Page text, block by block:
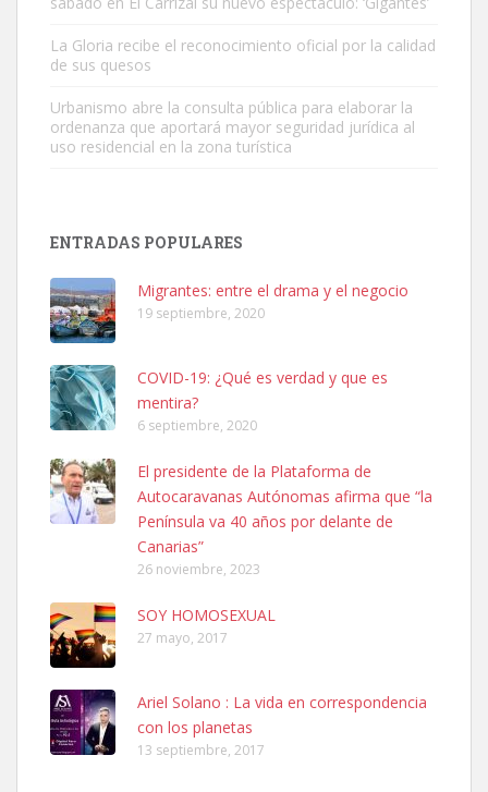
Leales.org » Gran Canaria
SHIBA PERDIDO AVDA JOSE MESA Y LOPEZ
PERRO MACHO RAZA SHIBA CON MICROCHIP PERDIDO HOY
06/07/2025 ZONA MESA Y LOPEZ. ES MUY ASUSTADIZO
Leales.org » Gran Canaria
6.7.2025
Ninfa perdida
El día 5 se los perdió una ninfa papillera, asustada tiene miedo a la
calle, se perdió por la zon...
La Gloria recibe el reconocimiento oficial por la calidad
de sus quesos
Urbanismo abre la consulta pública para elaborar la
ordenanza que aportará mayor seguridad jurídica al
uso residencial en la zona turística
ENTRADAS POPULARES
Migrantes: entre el drama y el negocio
19 septiembre, 2020
COVID-19: ¿Qué es verdad y que es
mentira?
6 septiembre, 2020
El presidente de la Plataforma de
Autocaravanas Autónomas afirma que “la
Península va 40 años por delante de
Canarias”
26 noviembre, 2023
SOY HOMOSEXUAL
27 mayo, 2017
Ariel Solano : La vida en correspondencia
con los planetas
13 septiembre, 2017